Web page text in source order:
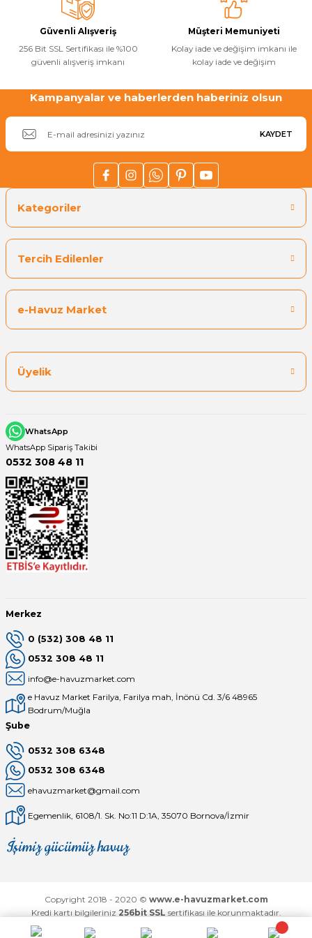
Havuz
Kapağı
Havuz Pompa
Havuz
Jakuzi Sauna
Kuvars Cam
Olimpik Havuz
Bu ürüne benzer farklı alternatifler olmalı.
Gönder
Güvenli Alışveriş
256 Bit SSL Sertifikası ile %100
güvenli alışveriş imkanı
Müşteri Memuniyeti
Kolay iade ve değişim imkanı ile
kolay iade ve değişim
Kampanyalar ve haberlerden haberiniz olsun
KAYDET
Kategoriler
Tercih Edilenler
e-Havuz Market
Üyelik
WhatsApp
WhatsApp Sipariş Takibi
0532 308 48 11
Merkez
0 (532) 308 48 11
0532 308 48 11
info@e-havuzmarket.com
e Havuz Market Farilya, Farilya mah, İnönü Cd. 3/6 48965
Bodrum/Muğla
Şube
0532 308 6348
0532 308 6348
ehavuzmarket@gmail.com
Egemenlik, 6108/1. Sk. No:11 D:1A, 35070 Bornova/İzmir
İşimiz gücümüz havuz
Mağaza
Depomuz
Copyright 2018 - 2020 © www.e-havuzmarket.com
Kredi kartı bilgileriniz 256bit SSL sertifikası ile korunmaktadır.